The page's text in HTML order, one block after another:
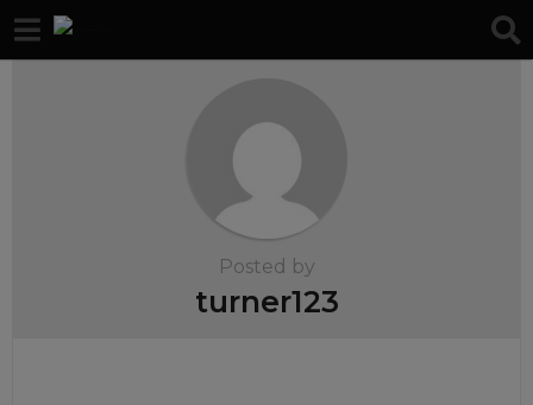
Posted by
turner123